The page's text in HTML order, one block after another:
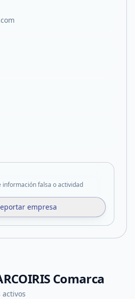
información falsa o actividad
empresa
Comarca